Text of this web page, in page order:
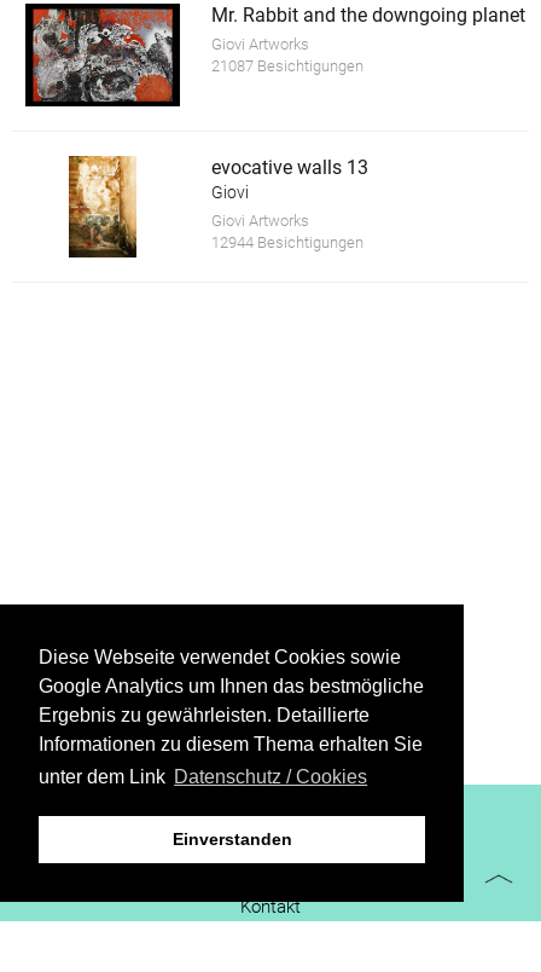
Diese Webseite verwendet Cookies sowie
Google Analytics um Ihnen das bestmögliche
Ergebnis zu gewährleisten. Detaillierte
Informationen zu diesem Thema erhalten Sie
unter dem Link Datenschutz / Cookies
Einverstanden
Mr. Rabbit and the downgoing planet
Giovi Artworks
21087 Besichtigungen
evocative walls 13
Giovi
Giovi Artworks
12944 Besichtigungen
XiBIT Infoguide 2021
Kontakt